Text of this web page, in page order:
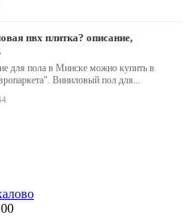
для пола в Минске можно купить в
Виниловый пол для...